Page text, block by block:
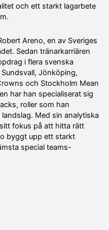
och ett starkt lagarbete
Areno, en av Sveriges
Sedan tränarkarriären
i flera svenska
Jönköping,
och Stockholm Mean
har han specialiserat sig
roller som han
Med sin analytiska
fokus på att hitta rätt
byggt upp ett starkt
special teams-